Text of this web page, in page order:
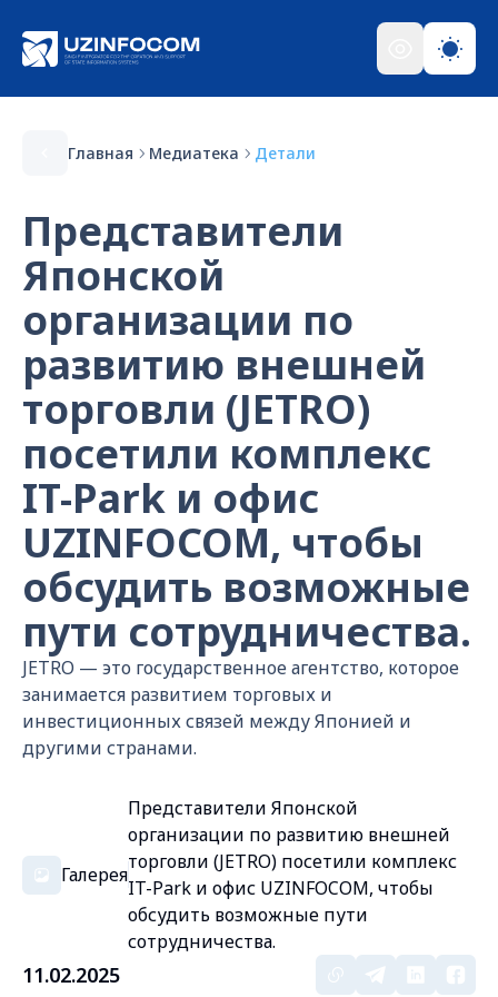
Главная Медиатека Детали
Представители
Японской
организации по
развитию внешней
торговли (JETRO)
посетили комплекс
IT-Park и офис
UZINFOCOM, чтобы
обсудить возможные
пути сотрудничества.
JETRO — это государственное агентство, которое
занимается развитием торговых и
инвестиционных связей между Японией и
другими странами.
Галерея
Представители Японской
организации по развитию внешней
торговли (JETRO) посетили комплекс
IT-Park и офис UZINFOCOM, чтобы
обсудить возможные пути
сотрудничества.
11.02.2025